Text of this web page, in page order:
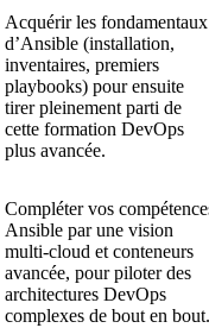
Acquérir les fondamentaux
d’Ansible (installation,
inventaires, premiers
playbooks) pour ensuite
tirer pleinement parti de
cette formation DevOps
plus avancée.
Compléter vos
Ansible par une vision
multi-cloud et conteneurs
avancée, pour piloter des
architectures DevOps
complexes de bout en bout.